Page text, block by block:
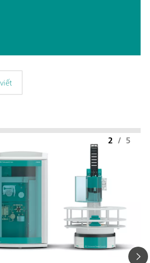
2 / 5